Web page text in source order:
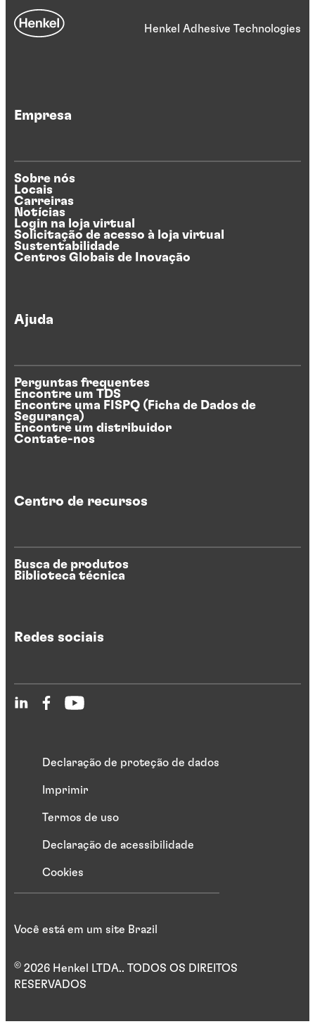
Henkel Adhesive Technologies
Empresa
Sobre nós
Locais
Carreiras
Notícias
Login na loja virtual
Solicitação de acesso à loja virtual
Sustentabilidade
Centros Globais de Inovação
Ajuda
Perguntas frequentes
Encontre um TDS
Encontre uma FISPQ (Ficha de Dados de
Segurança)
Encontre um distribuidor
Contate-nos
Centro de recursos
Busca de produtos
Biblioteca técnica
Redes sociais
Declaração de proteção de dados
Imprimir
Termos de uso
Declaração de acessibilidade
Cookies
© 2026 Henkel LTDA.. TODOS OS DIREITOS
RESERVADOS
Você está em um site Brazil